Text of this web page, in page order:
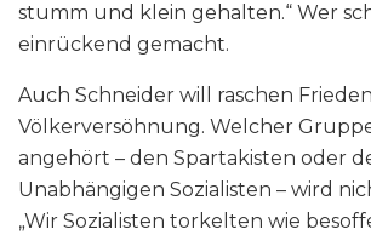
stumm und klein gehalten.“ Wer
einrückend gemacht.
Auch Schneider will raschen
Völkerversöhnung. Welcher
angehört – den Spartakisten oder
Unabhängigen Sozialisten – wird
„Wir Sozialisten torkelten wie